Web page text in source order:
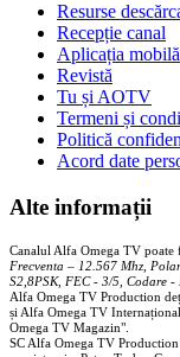
Resurse
Recepție canal
Aplicația mobilă
Revistă
Tu și AOTV
Termeni și
Politică
Acord date
Alte informații
Canalul Alfa Omega TV
Frecventa – 12.567 Mhz,
S2,8PSK, FEC - 3/5, Codare -
Alfa Omega TV Production
și Alfa Omega TV
Omega TV Magazin".
SC Alfa Omega TV